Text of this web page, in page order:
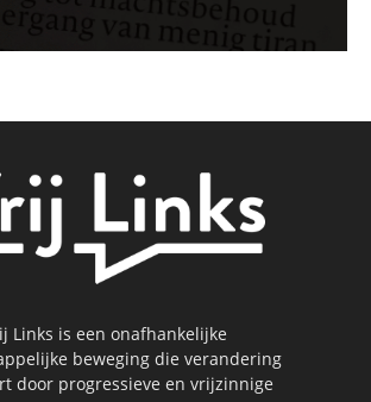
Links is een onafhankelijke
beweging die verandering
door progressieve en vrijzinnige